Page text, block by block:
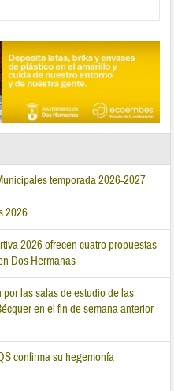
temporada 2026-2027
2026
2026 ofrecen cuatro propuestas
Dos Hermanas
las salas de estudio de las
en el fin de semana anterior
confirma su hegemonía